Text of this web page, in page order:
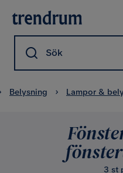
Sök
Belysning Lampor &
3 st